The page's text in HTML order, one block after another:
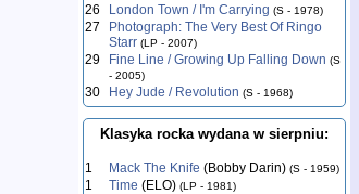
26 London Town / I'm Carrying (S - 1978)
27
Photograph: The Very Best Of Ringo
Starr (LP - 2007)
29 Fine Line / Growing Up Falling Down (S
- 2005)
30 Hey Jude / Revolution (S - 1968)
Klasyka rocka wydana w sierpniu:
1 Mack The Knife (Bobby Darin) (S - 1959)
1 Time (ELO) (LP - 1981)